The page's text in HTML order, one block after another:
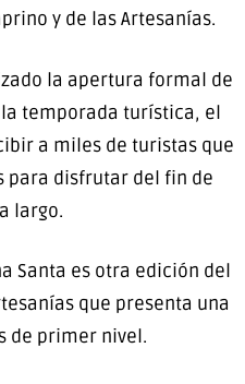
y de las Artesanías.
la apertura formal de
la temporada turística, el
a miles de turistas que
para disfrutar del fin de
largo.
Santa es otra edición del
que presenta una
de primer nivel.